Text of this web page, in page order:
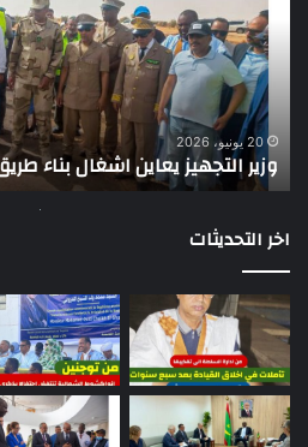
اشغال
بناء
طريق
باركيول-
الصواطه
20 يونيو، 2026
وزير التجهيز يعاين اشغال بناء
اخر التحديثات